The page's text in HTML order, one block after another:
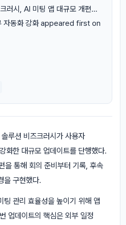
러시, AI 미팅 앱 대규모 개편…
자동화 강화 appeared first on
루션 비즈크러시가 사용자
화한 대규모 업데이트를 단행했다.
을 통해 회의 준비부터 기록, 후속
을 구현했다.
팅 관리 효율성을 높이기 위해 앱
업데이트의 핵심은 외부 일정